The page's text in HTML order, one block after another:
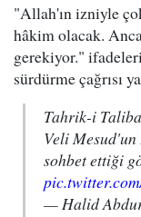
"Allah'ın izniyle
hâkim olacak.
gerekiyor."
sürdürme çağrısı
Tahrik-i
Veli
sohbet ettiği
— Halid